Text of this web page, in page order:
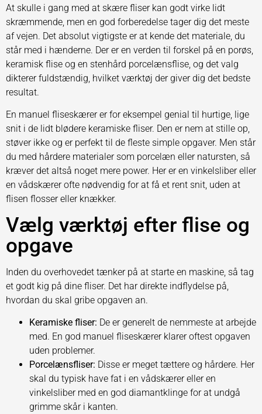
At skulle i gang med at skære fliser kan godt virke lidt
skræmmende, men en god forberedelse tager dig det meste
af vejen. Det absolut vigtigste er at kende det materiale, du
står med i hænderne. Der er en verden til forskel på en porøs,
keramisk flise og en stenhård porcelænsflise, og det valg
dikterer fuldstændig, hvilket værktøj der giver dig det bedste
resultat.
En manuel fliseskærer er for eksempel genial til hurtige, lige
snit i de lidt blødere keramiske fliser. Den er nem at stille op,
støver ikke og er perfekt til de fleste simple opgaver. Men står
du med hårdere materialer som porcelæn eller natursten, så
kræver det altså noget mere power. Her er en vinkelsliber eller
en vådskærer ofte nødvendig for at få et rent snit, uden at
flisen flosser eller knækker.
Vælg værktøj efter flise og
opgave
Inden du overhovedet tænker på at starte en maskine, så tag
et godt kig på dine fliser. Det har direkte indflydelse på,
hvordan du skal gribe opgaven an.
Keramiske fliser: De er generelt de nemmeste at arbejde
med. En god manuel fliseskærer klarer oftest opgaven
uden problemer.
Porcelænsfliser: Disse er meget tættere og hårdere. Her
skal du typisk have fat i en vådskærer eller en
vinkelsliber med en god diamantklinge for at undgå
grimme skår i kanten.